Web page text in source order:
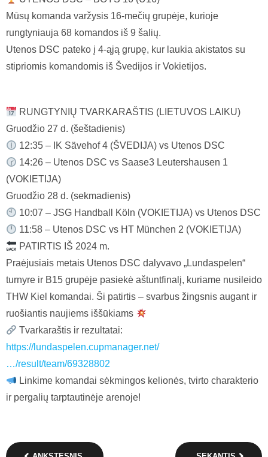
Mūsų komanda varžysis 16-mečių grupėje, kurioje
rungtyniauja 68 komandos iš 9 šalių.
Utenos DSC pateko į 4-ąją grupę, kur laukia akistatos su
stipriomis komandomis iš Švedijos ir Vokietijos.
RUNGTYNIŲ TVARKARAŠTIS (LIETUVOS LAIKU)
Gruodžio 27 d. (šeštadienis)
12:35 – IK Sävehof 4 (ŠVEDIJA) vs Utenos DSC
14:26 – Utenos DSC vs Saase3 Leutershausen 1
(VOKIETIJA)
Gruodžio 28 d. (sekmadienis)
10:07 – JSG Handball Köln (VOKIETIJA) vs Utenos DSC
11:58 – Utenos DSC vs HT München 2 (VOKIETIJA)
PATIRTIS IŠ 2024 m.
Praėjusiais metais Utenos DSC dalyvavo „Lundaspelen“
turnyre ir B15 grupėje pasiekė aštuntfinalį, kuriame nusileido
THW Kiel komandai. Ši patirtis – svarbus žingsnis augant ir
ruošiantis naujiems iššūkiams
Tvarkaraštis ir rezultatai:
https://lundaspelen.cupmanager.net/
…/result/team/69328802
Linkime komandai sėkmingos kelionės, tvirto charakterio
ir pergalių tarptautinėje arenoje!